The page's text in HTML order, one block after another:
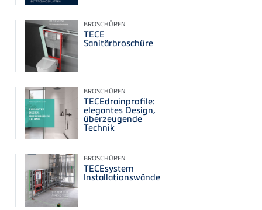
BROSCHÜREN
TECE
Sanitärbroschüre
BROSCHÜREN
TECEdrainprofile:
elegantes Design,
überzeugende
Technik
BROSCHÜREN
TECEsystem
Installationswände